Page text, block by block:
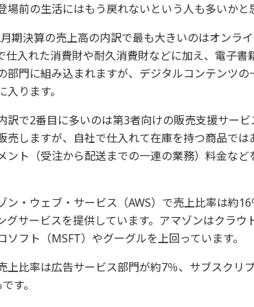
場前の生活にはもう戻れないという人も多いかと
期決算の売上高の内訳で最も大きいのはオンラ
仕入れた消費財や耐久消費財などに加え、電子
部門に組み込まれますが、デジタルコンテンツの
入ります。
訳で2番目に多いのは第3者向けの販売支援サー
売しますが、自社で仕入れて在庫を持つ商品で
ント（受注から配送までの一連の業務）料金な
ン・ウェブ・サービス（AWS）で売上比率は約
グサービスを提供しています。アマゾンはクラ
ソフト（MSFT）やグーグルを上回っています。
上比率は広告サービス部門が約7％、サブスクリ
す。